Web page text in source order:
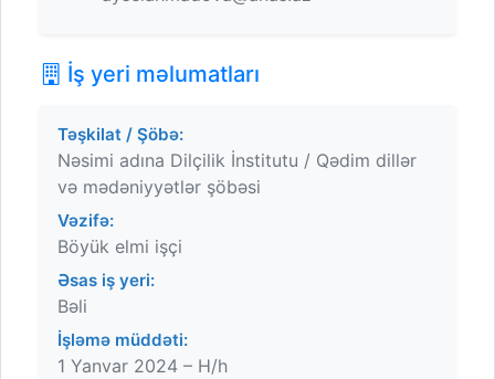
İş yeri məlumatları
Təşkilat / Şöbə:
Nəsimi adına Dilçilik İnstitutu / Qədim dillər
və mədəniyyətlər şöbəsi
Vəzifə:
Böyük elmi işçi
Əsas iş yeri:
Bəli
İşləmə müddəti:
1 Yanvar 2024 – H/h